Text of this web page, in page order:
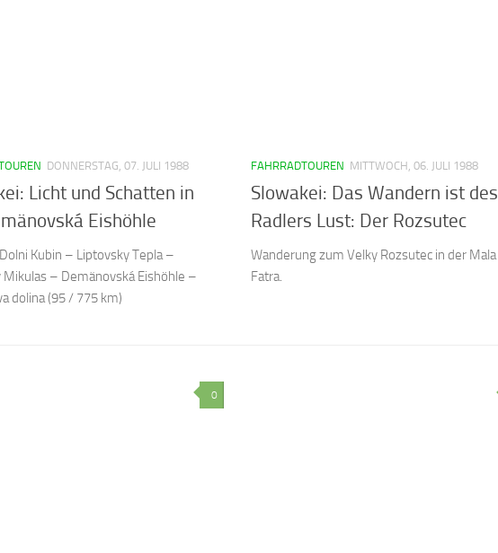
DONNERSTAG, 07. JULI 1988
Licht und Schatten in
Eishöhle
Kubin – Liptovsky Tepla –
Mikulas – Demänovská Eishöhle –
dolina (95 / 775 km)
FAHRRADTOUREN MITTWOCH, 06. JULI 1988
Slowakei: Das Wandern ist des
Radlers Lust: Der Rozsutec
Wanderung zum Velky Rozsutec in der Mala
Fatra.
0